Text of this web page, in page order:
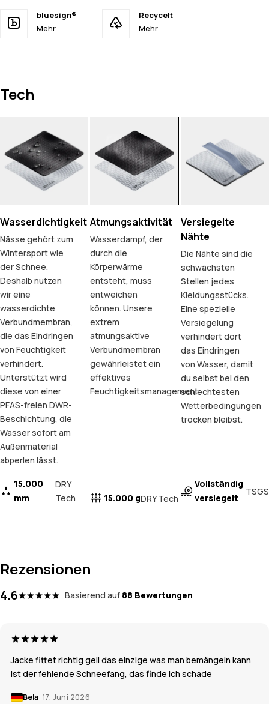
bluesign®
Mehr
Recycelt
Mehr
Tech
Wasserdichtigkeit
Nässe gehört zum
Wintersport wie
der Schnee.
Deshalb nutzen
wir eine
wasserdichte
Verbundmembran,
die das Eindringen
von Feuchtigkeit
verhindert.
Unterstützt wird
diese von einer
PFAS-freien DWR-
Beschichtung, die
Wasser sofort am
Außenmaterial
abperlen lässt.
15.000
mm
DRY
Tech
Atmungsaktivität
Wasserdampf, der
durch die
Körperwärme
entsteht, muss
entweichen
können. Unsere
extrem
atmungsaktive
Verbundmembran
gewährleistet ein
effektives
Feuchtigkeitsmanagement.
15.000 gDRY Tech
Versiegelte
Nähte
Die Nähte sind die
schwächsten
Stellen jedes
Kleidungsstücks.
Eine spezielle
Versiegelung
verhindert dort
das Eindringen
von Wasser, damit
du selbst bei den
schlechtesten
Wetterbedingungen
trocken bleibst.
Vollständig
versiegelt
TSGS
Rezensionen
4.6 Basierend auf 88 Bewertungen
Jacke fittet richtig geil das einzige was man bemängeln kann
ist der fehlende Schneefang, das finde ich schade
Bela 17. Juni 2026